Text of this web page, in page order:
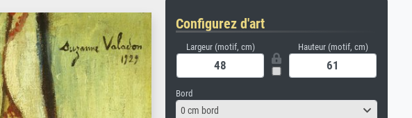
Configurez d'art
Largeur (motif, cm) Hauteur (motif, cm)
Bord
0 cm bord